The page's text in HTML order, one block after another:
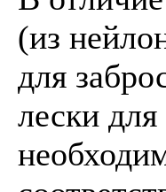
(из
для
лески